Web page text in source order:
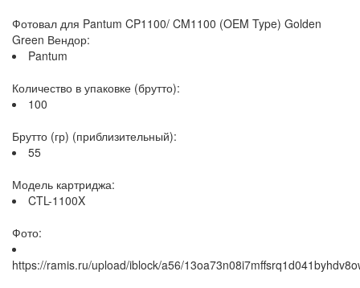
Фотовал для Pantum CP1100/ CM1100 (OEM Type) Golden
Green Вендор:
Pantum
Количество в упаковке (брутто):
100
Брутто (гр) (приблизительный):
55
Модель картриджа:
CTL-1100X
Фото:
https://ramis.ru/upload/iblock/a56/